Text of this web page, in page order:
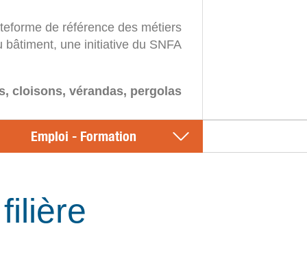
de référence des métiers
bâtiment, une initiative du SNFA
cloisons, vérandas, pergolas
Emploi - Formation